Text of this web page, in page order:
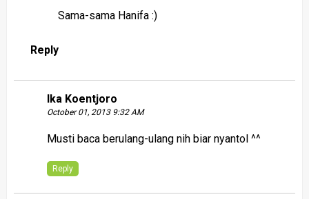
Sama-sama Hanifa :)
Reply
Ika Koentjoro
October 01, 2013 9:32 AM
Musti baca berulang-ulang nih biar nyantol ^^
Reply